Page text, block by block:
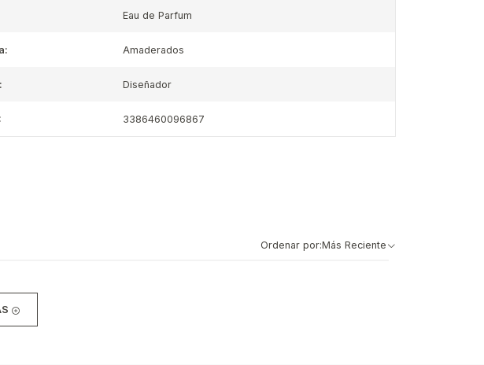
Eau de Parfum
Amaderados
Diseñador
3386460096867
Ordenar por:Más Reciente